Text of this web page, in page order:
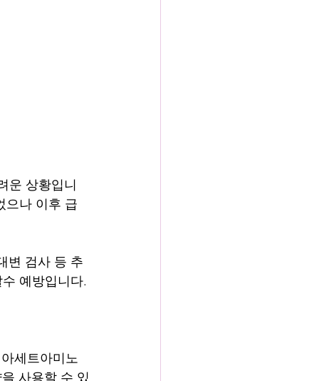
운 상황입니
으나 이후 급
변 검사 등 추
예방입니다.
세트아미노
사용할 수 있